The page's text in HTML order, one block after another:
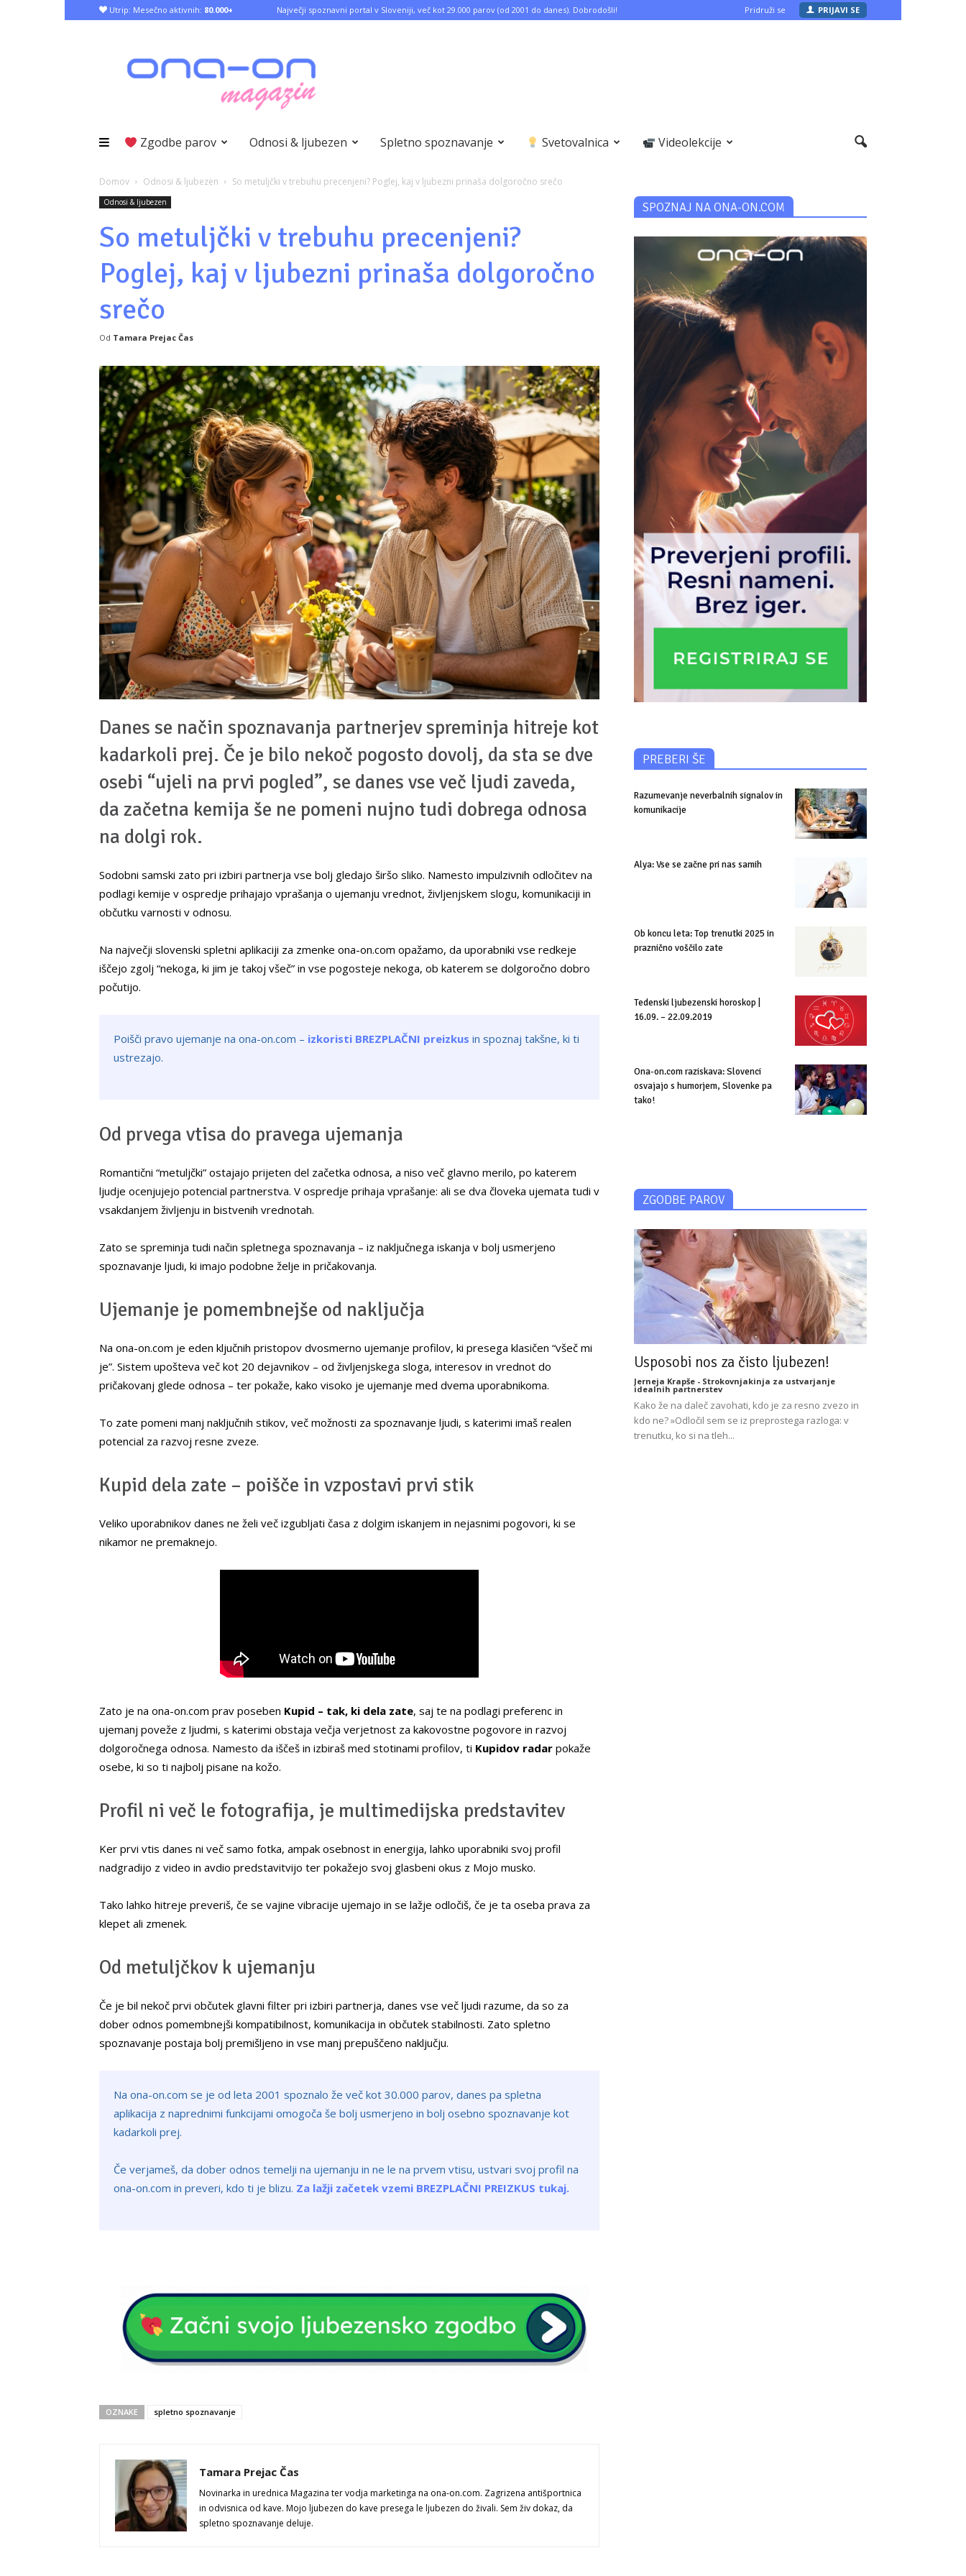
Utrip: Mesečno aktivnih: 80.000+ Največji spoznavni portal v Sloveniji, več kot 29.000 parov (od 2001 do danes). Dobrodošli! Pridruži se PRIJAVI SE
Zgodbe parov Odnosi & ljubezen Spletno spoznavanje Svetovalnica Videolekcije
Domov Odnosi & ljubezen So metuljčki v trebuhu precenjeni? Poglej, kaj v ljubezni prinaša dolgoročno srečo
Odnosi & ljubezen
So metuljčki v trebuhu precenjeni?
Poglej, kaj v ljubezni prinaša dolgoročno
srečo
Od Tamara Prejac Čas
Danes se način spoznavanja partnerjev spreminja hitreje kot
kadarkoli prej. Če je bilo nekoč pogosto dovolj, da sta se dve
osebi “ujeli na prvi pogled”, se danes vse več ljudi zaveda,
da začetna kemija še ne pomeni nujno tudi dobrega odnosa
na dolgi rok.
Sodobni samski zato pri izbiri partnerja vse bolj gledajo širšo sliko. Namesto impulzivnih odločitev na
podlagi kemije v ospredje prihajajo vprašanja o ujemanju vrednot, življenjskem slogu, komunikaciji in
občutku varnosti v odnosu.
Na največji slovenski spletni aplikaciji za zmenke ona-on.com opažamo, da uporabniki vse redkeje
iščejo zgolj “nekoga, ki jim je takoj všeč” in vse pogosteje nekoga, ob katerem se dolgoročno dobro
počutijo.
Poišči pravo ujemanje na ona-on.com – izkoristi BREZPLAČNI preizkus in spoznaj takšne, ki ti
ustrezajo.
Od prvega vtisa do pravega ujemanja
Romantični “metuljčki” ostajajo prijeten del začetka odnosa, a niso več glavno merilo, po katerem
ljudje ocenjujejo potencial partnerstva. V ospredje prihaja vprašanje: ali se dva človeka ujemata tudi v
vsakdanjem življenju in bistvenih vrednotah.
Zato se spreminja tudi način spletnega spoznavanja – iz naključnega iskanja v bolj usmerjeno
spoznavanje ljudi, ki imajo podobne želje in pričakovanja.
Ujemanje je pomembnejše od naključja
Na ona-on.com je eden ključnih pristopov dvosmerno ujemanje profilov, ki presega klasičen “všeč mi
je”. Sistem upošteva več kot 20 dejavnikov – od življenjskega sloga, interesov in vrednot do
pričakovanj glede odnosa – ter pokaže, kako visoko je ujemanje med dvema uporabnikoma.
To zate pomeni manj naključnih stikov, več možnosti za spoznavanje ljudi, s katerimi imaš realen
potencial za razvoj resne zveze.
Kupid dela zate – poišče in vzpostavi prvi stik
Veliko uporabnikov danes ne želi več izgubljati časa z dolgim iskanjem in nejasnimi pogovori, ki se
nikamor ne premaknejo.
Zato je na ona-on.com prav poseben Kupid – tak, ki dela zate, saj te na podlagi preferenc in
ujemanj poveže z ljudmi, s katerimi obstaja večja verjetnost za kakovostne pogovore in razvoj
dolgoročnega odnosa. Namesto da iščeš in izbiraš med stotinami profilov, ti Kupidov radar pokaže
osebe, ki so ti najbolj pisane na kožo.
Profil ni več le fotografija, je multimedijska predstavitev
Ker prvi vtis danes ni več samo fotka, ampak osebnost in energija, lahko uporabniki svoj profil
nadgradijo z video in avdio predstavitvijo ter pokažejo svoj glasbeni okus z Mojo musko.
Tako lahko hitreje preveriš, če se vajine vibracije ujemajo in se lažje odločiš, če je ta oseba prava za
klepet ali zmenek.
Od metuljčkov k ujemanju
Če je bil nekoč prvi občutek glavni filter pri izbiri partnerja, danes vse več ljudi razume, da so za
dober odnos pomembnejši kompatibilnost, komunikacija in občutek stabilnosti. Zato spletno
spoznavanje postaja bolj premišljeno in vse manj prepuščeno naključju.
Na ona-on.com se je od leta 2001 spoznalo že več kot 30.000 parov, danes pa spletna
aplikacija z naprednimi funkcijami omogoča še bolj usmerjeno in bolj osebno spoznavanje kot
kadarkoli prej.
Če verjameš, da dober odnos temelji na ujemanju in ne le na prvem vtisu, ustvari svoj profil na
ona-on.com in preveri, kdo ti je blizu. Za lažji začetek vzemi BREZPLAČNI PREIZKUS tukaj.
OZNAKE spletno spoznavanje
Tamara Prejac Čas
Novinarka in urednica Magazina ter vodja marketinga na ona-on.com. Zagrizena antišportnica
in odvisnica od kave. Mojo ljubezen do kave presega le ljubezen do živali. Sem živ dokaz, da
spletno spoznavanje deluje.
SPOZNAJ NA ONA-ON.COM
PREBERI ŠE
Razumevanje neverbalnih signalov in
komunikacije
Alya: Vse se začne pri nas samih
Ob koncu leta: Top trenutki 2025 in
praznično voščilo zate
Tedenski ljubezenski horoskop |
16.09. – 22.09.2019
Ona-on.com raziskava: Slovenci
osvajajo s humorjem, Slovenke pa
tako!
ZGODBE PAROV
Usposobi nos za čisto ljubezen!
Jerneja Krapše - Strokovnjakinja za ustvarjanje
idealnih partnerstev
Kako že na daleč zavohati, kdo je za resno zvezo in
kdo ne? »Odločil sem se iz preprostega razloga: v
trenutku, ko si na tleh...